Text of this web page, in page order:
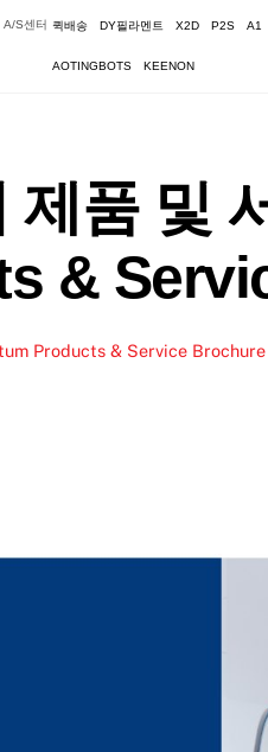
A/S센터 퀵배송 DY필라멘트 X2D P2S A1
AOTINGBOTS KEENON
제품 및
&
Products & Service Brochure